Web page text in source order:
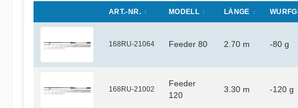
ART.-NR. MODELL LÄNGE
168RU-21064 Feeder 80 2.70 m -80 g
168RU-21002
Feeder
120
3.30 m -120 g